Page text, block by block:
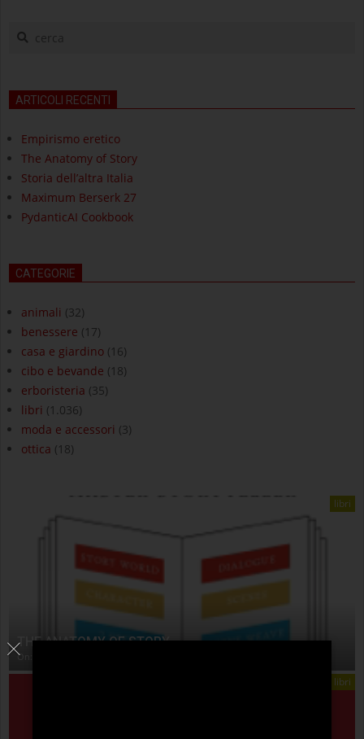
cerca
ARTICOLI RECENTI
Empirismo eretico
The Anatomy of Story
Storia dell’altra Italia
Maximum Berserk 27
PydanticAI Cookbook
CATEGORIE
animali (32)
benessere (17)
casa e giardino (16)
cibo e bevande (18)
erboristeria (35)
libri (1.036)
moda e accessori (3)
ottica (18)
libri
THE ANATOMY OF STORY
On:
libri